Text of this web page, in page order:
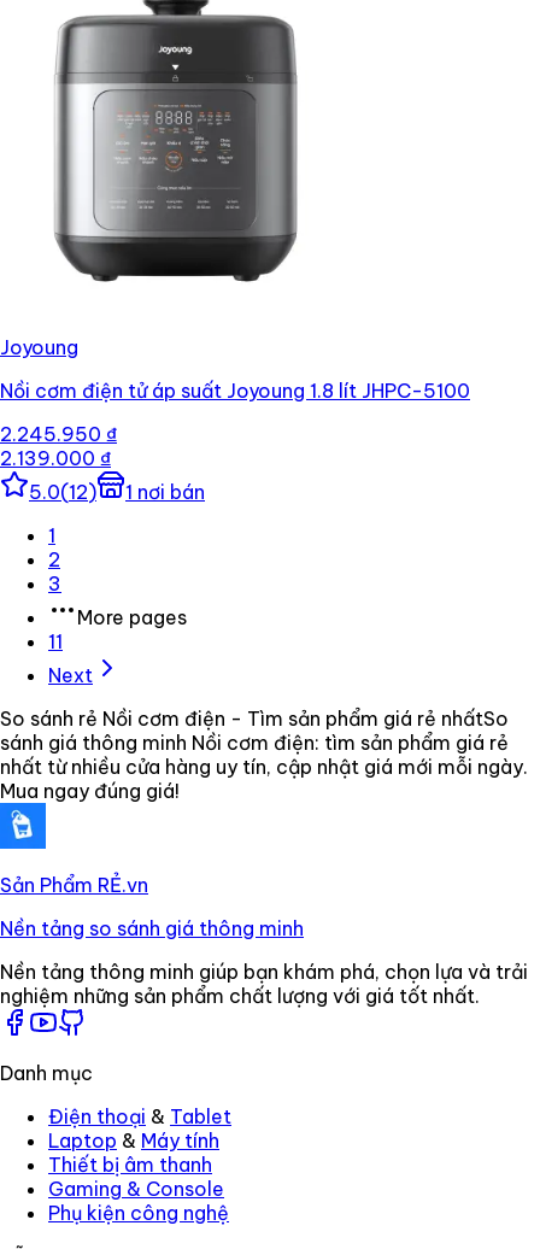
Joyoung
Nồi cơm điện tử áp suất Joyoung 1.8 lít JHPC-5100
2.245.950 ₫
2.139.000 ₫
5.0(12) 1 nơi bán
1
2
3
More pages
11
Next
So sánh rẻ Nồi cơm điện - Tìm sản phẩm giá rẻ nhấtSo
sánh giá thông minh Nồi cơm điện: tìm sản phẩm giá rẻ
nhất từ nhiều cửa hàng uy tín, cập nhật giá mới mỗi ngày.
Mua ngay đúng giá!
Sản Phẩm RẺ.vn
Nền tảng so sánh giá thông minh
Nền tảng thông minh giúp bạn khám phá, chọn lựa và trải
nghiệm những sản phẩm chất lượng với giá tốt nhất.
Danh mục
Điện thoại & Tablet
Laptop & Máy tính
Thiết bị âm thanh
Gaming & Console
Phụ kiện công nghệ